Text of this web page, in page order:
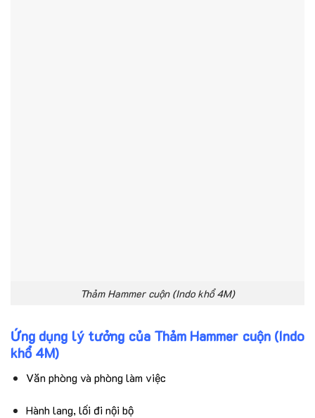
Thảm Hammer cuộn (Indo khổ 4M)
Ứng dụng lý tưởng của Thảm Hammer cuộn (Indo
khổ 4M)
Văn phòng và phòng làm việc
Hành lang, lối đi nội bộ